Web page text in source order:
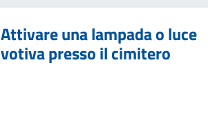
Attivare una lampada o luce
votiva presso il cimitero